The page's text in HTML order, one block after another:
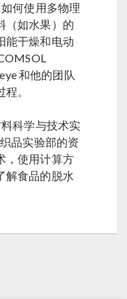
何使用多物理
（如水果）的
能干燥和电动
和他的团队
。
科学与技术实
品实验部的资
，使用计算方
解食品的脱水